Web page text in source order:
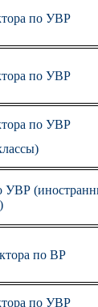
по УВР
по УВР
по УВР
УВР
по ВР
по УВР